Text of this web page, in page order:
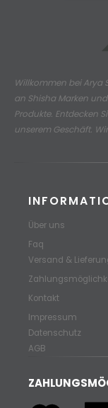
Willkommen bei Arya
an Shisha Marken
Produkte. Entdecken
unserem Geschäft.
Über uns
Faq
Versand &
Kontakt
Impressum
Datenschutz
AGB